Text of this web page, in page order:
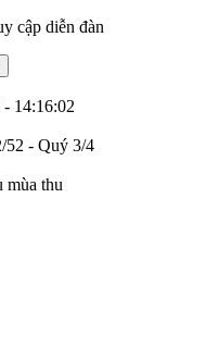
cập diễn đàn
14:16:02
52 - Quý 3/4
thu